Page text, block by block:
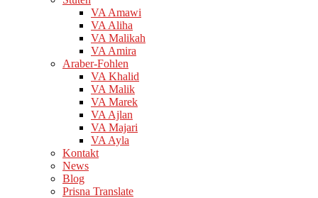
VA Amawi
VA Aliha
VA Malikah
VA Amira
Araber-Fohlen
VA Khalid
VA Malik
VA Marek
VA Ajlan
VA Majari
VA Ayla
Kontakt
News
Blog
Prisna Translate